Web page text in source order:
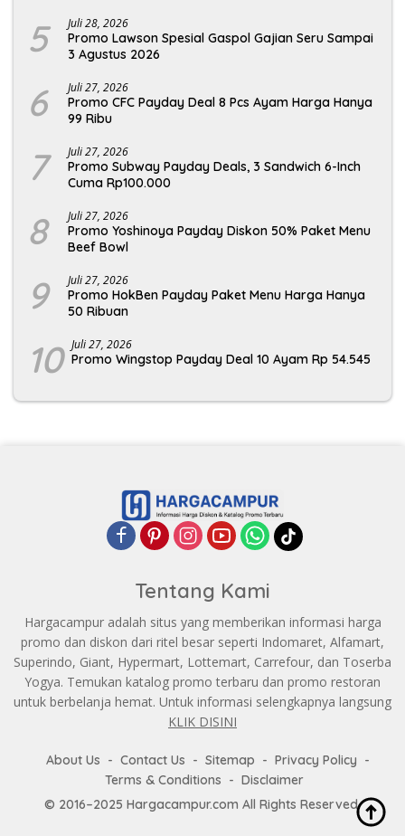
5 Juli 28, 2026
Promo Lawson Spesial Gaspol Gajian Seru Sampai
3 Agustus 2026
6 Juli 27, 2026
Promo CFC Payday Deal 8 Pcs Ayam Harga Hanya
99 Ribu
7 Juli 27, 2026
Promo Subway Payday Deals, 3 Sandwich 6-Inch
Cuma Rp100.000
8 Juli 27, 2026
Promo Yoshinoya Payday Diskon 50% Paket Menu
Beef Bowl
9 Juli 27, 2026
Promo HokBen Payday Paket Menu Harga Hanya
50 Ribuan
10 Juli 27, 2026
Promo Wingstop Payday Deal 10 Ayam Rp 54.545
Tentang Kami
Hargacampur adalah situs yang memberikan informasi harga
promo dan diskon dari ritel besar seperti Indomaret, Alfamart,
Superindo, Giant, Hypermart, Lottemart, Carrefour, dan Toserba
Yogya. Temukan katalog promo terbaru dan promo restoran
untuk berbelanja hemat. Untuk informasi selengkapnya langsung
KLIK DISINI
About Us Contact Us Sitemap
Privacy Policy
Terms & Conditions
Disclaimer
© 2016–2025 Hargacampur.com All Rights Reserved.